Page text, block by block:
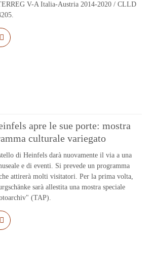
V-A Italia-Austria 2014-2020 / CLLD
apre le sue porte: mostra
culturale variegato
di Heinfels darà nuovamente il via a una
e di eventi. Si prevede un programma
attirerà molti visitatori. Per la prima volta,
sarà allestita una mostra speciale
(TAP).